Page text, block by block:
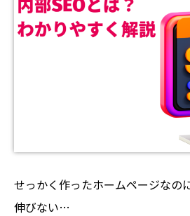
せっかく作ったホームページなの
伸びない…